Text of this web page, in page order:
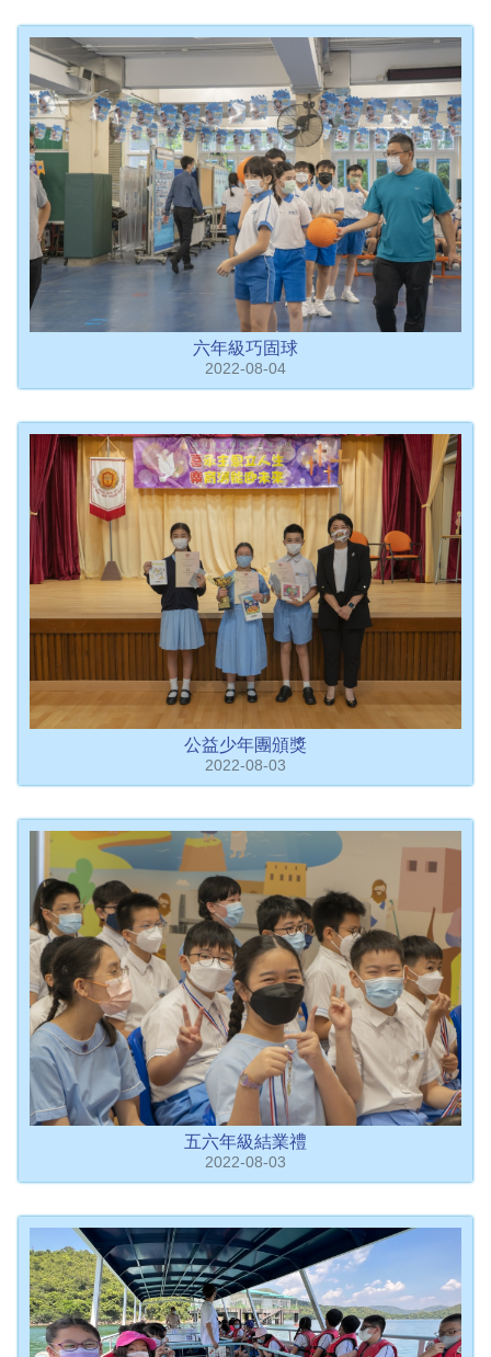
六年級巧固球
2022-08-04
公益少年團頒獎
2022-08-03
五六年級結業禮
2022-08-03